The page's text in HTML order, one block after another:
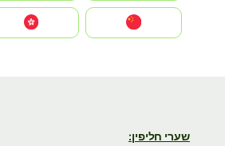
שערי חליפין: